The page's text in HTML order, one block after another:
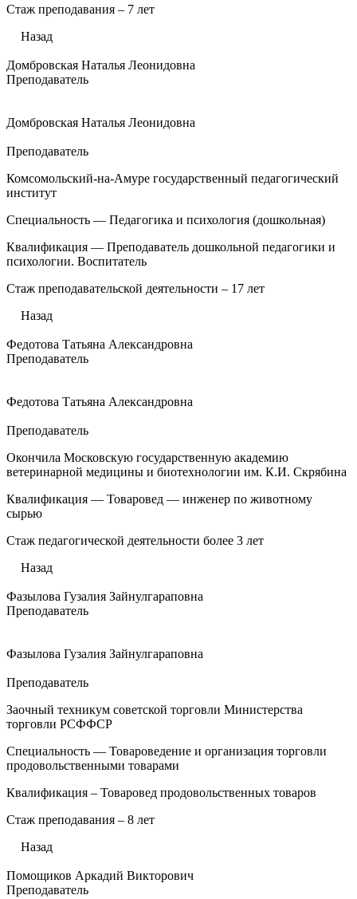
Стаж преподавания – 7 лет
Назад
Домбровская Наталья Леонидовна
Преподаватель
Домбровская Наталья Леонидовна
Преподаватель
Комсомольский-на-Амуре государственный педагогический
институт
Специальность — Педагогика и психология (дошкольная)
Квалификация — Преподаватель дошкольной педагогики и
психологии. Воспитатель
Стаж преподавательской деятельности – 17 лет
Назад
Федотова Татьяна Александровна
Преподаватель
Федотова Татьяна Александровна
Преподаватель
Окончила Московскую государственную академию
ветеринарной медицины и биотехнологии им. К.И. Скрябина
Квалификация — Товаровед — инженер по животному
сырью
Стаж педагогической деятельности более 3 лет
Назад
Фазылова Гузалия Зайнулгараповна
Преподаватель
Фазылова Гузалия Зайнулгараповна
Преподаватель
Заочный техникум советской торговли Министерства
торговли РСФФСР
Специальность — Товароведение и организация торговли
продовольственными товарами
Квалификация – Товаровед продовольственных товаров
Стаж преподавания – 8 лет
Назад
Помощиков Аркадий Викторович
Преподаватель